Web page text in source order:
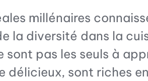
millénaires
la diversité dans la
sont pas les seuls à
délicieux, sont riches